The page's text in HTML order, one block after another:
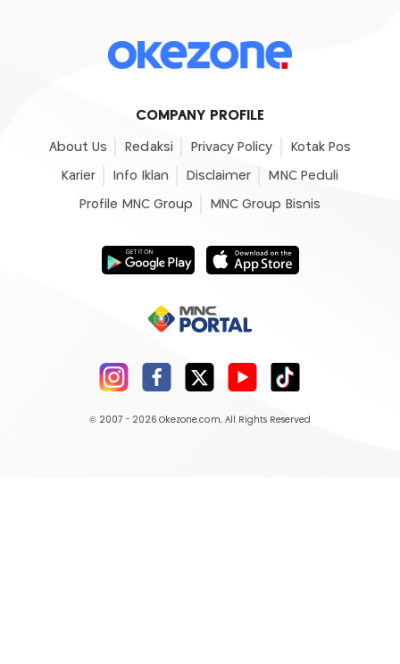
COMPANY PROFILE
About Us Redaksi Privacy Policy Kotak Pos
Karier Info Iklan Disclaimer MNC Peduli
Profile MNC Group MNC Group Bisnis
© 2007 - 2026 Okezone.com, All Rights Reserved